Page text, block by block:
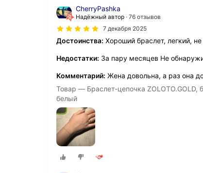
CherryPashka
Надёжный автор 76 отзывов
7 декабря 2025
Достоинства: Хороший браслет, легкий,
Недостатки: За пару месяцев Не
Комментарий: Жена довольна, а раз она
Товар — Браслет-цепочка ZOLOTO.GOLD,
белый